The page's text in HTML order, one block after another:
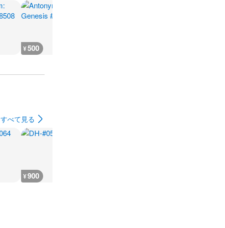
¥500
すべて見る
¥900